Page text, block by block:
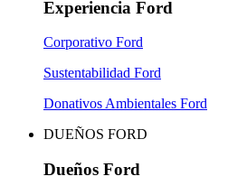
Experiencia Ford
Corporativo Ford
Sustentabilidad Ford
Donativos Ambientales Ford
DUEÑOS FORD
Dueños Ford